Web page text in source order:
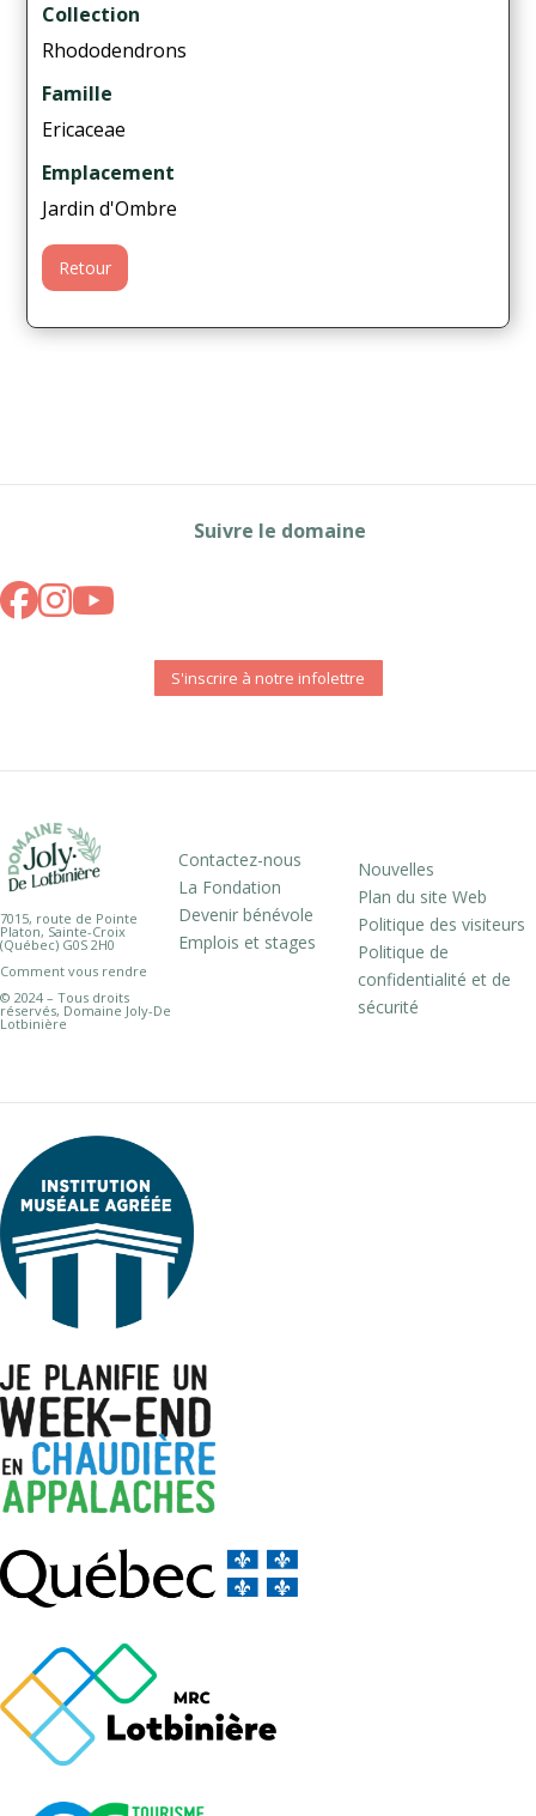
Collection
Rhododendrons
Famille
Ericaceae
Emplacement
Jardin d'Ombre
Retour
Suivre le domaine
S'inscrire à notre infolettre
7015, route de Pointe
Platon, Sainte-Croix
(Québec) G0S 2H0
Comment vous rendre
© 2024 – Tous droits
réservés, Domaine Joly-De
Lotbinière
Contactez-nous
La Fondation
Devenir bénévole
Emplois et stages
Nouvelles
Plan du site Web
Politique des visiteurs
Politique de
confidentialité et de
sécurité